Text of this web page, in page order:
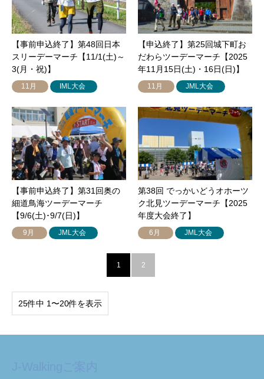
【事前申込終了】第48回日本
スリーデーマーチ【11/1(土)～
3(月・祝)】
11月 IML大会
【申込終了】第25回城下町お
だわらツーデーマーチ【2025
年11月15日(土)・16日(日)】
11月 JML大会
【事前申込終了】第31回奥の
細道鳥海ツーデーマーチ
【9/6(土)･9/7(日)】
9月 JML大会
第38回 でっかいどうオホーツ
ク北見ツーデーマーチ【2025
年度大会終了】
6月 JML大会
1 2
25件中 1〜20件を表示